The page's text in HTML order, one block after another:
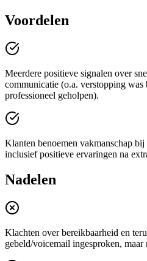
Voordelen
Meerdere positieve signalen over
communicatie (o.a. verstopping
professioneel geholpen).
Klanten benoemen vakmanschap
inclusief positieve ervaringen na
Nadelen
Klachten over bereikbaarheid en
gebeld/voicemail ingesproken,